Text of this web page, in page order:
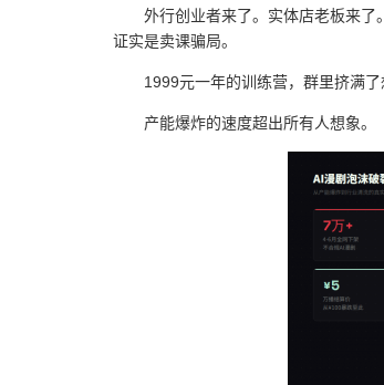
外行创业者来了。实体店老板来
证实是卖课骗局。
1999元一年的训练营，群里挤满
产能爆炸的速度超出所有人想象。